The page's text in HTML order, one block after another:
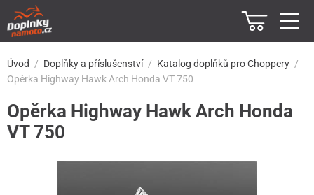
Úvod Doplňky a příslušenství
Katalog doplňků pro Choppery
Opěrka Highway Hawk Arch Honda VT 750
Opěrka Highway Hawk Arch Honda
VT 750